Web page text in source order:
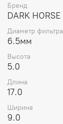
Бренд
DARK HORSE
Диаметр фильтра
6.5мм
Высота
5.0
Длина
17.0
Ширина
9.0